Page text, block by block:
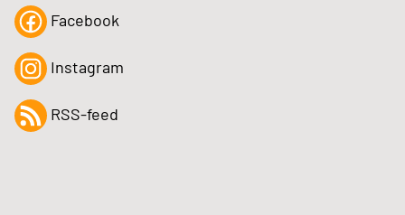
Facebook
Instagram
RSS-feed